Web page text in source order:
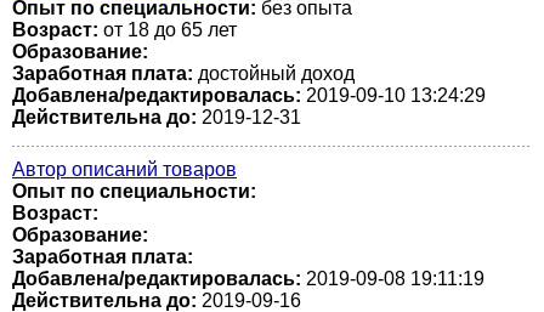
Опыт по специальности: без опыта
Возраст: от 18 до 65 лет
Образование:
Заработная плата: достойный доход
Добавлена/редактировалась: 2019-09-10 13:24:29
Действительна до: 2019-12-31
Автор описаний товаров
Опыт по специальности:
Возраст:
Образование:
Заработная плата:
Добавлена/редактировалась: 2019-09-08 19:11:19
Действительна до: 2019-09-16